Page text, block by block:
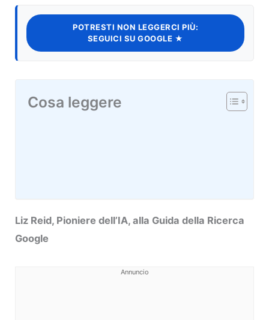
POTRESTI NON LEGGERCI PIÙ:
SEGUICI SU GOOGLE ★
Cosa leggere
Liz Reid, Pioniere dell’IA, alla Guida della Ricerca
Google
Annuncio